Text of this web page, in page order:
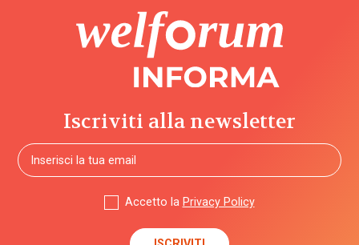
Iscriviti alla newsletter
Accetto la Privacy Policy